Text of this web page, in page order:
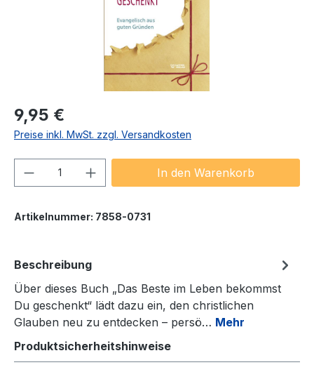
Regulärer Preis:
9,95 €
Preise inkl. MwSt. zzgl. Versandkosten
Produkt Anzahl: Gib denIn den Warenkorb
Artikelnummer: 7858-0731
Beschreibung
Über dieses Buch „Das Beste im Leben bekommst
Du geschenkt“ lädt dazu ein, den christlichen
Glauben neu zu entdecken – persö… Mehr
Produktsicherheitshinweise